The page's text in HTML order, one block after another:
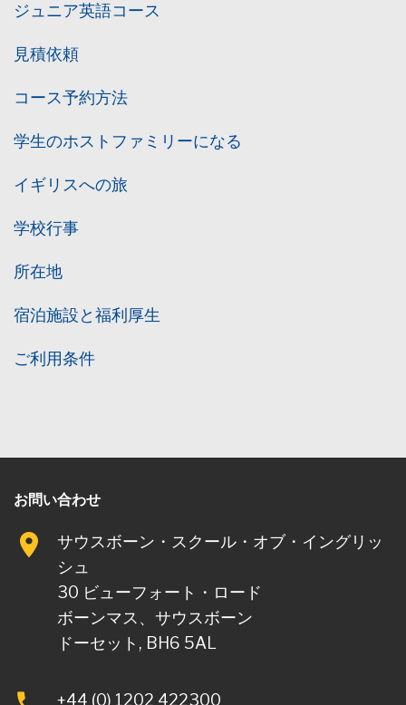
ジュニア英語コース
見積依頼
コース予約方法
学生のホストファミリーになる
イギリスへの旅
学校行事
所在地
宿泊施設と福利厚生
ご利用条件
お問い合わせ
サウスボーン・スクール・オブ・イングリッ
シュ
30 ビューフォート・ロード
ボーンマス、サウスボーン
ドーセット, BH6 5AL
+44 (0) 1202 422300